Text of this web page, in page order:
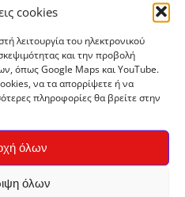
cookies
λειτουργία του ηλεκτρονικού
και την προβολή
όπως Google Maps και YouTube.
να τα απορρίψετε ή να
πληροφορίες θα βρείτε στην
όλων
όλων
φακελάκια 15τεμ
3,00